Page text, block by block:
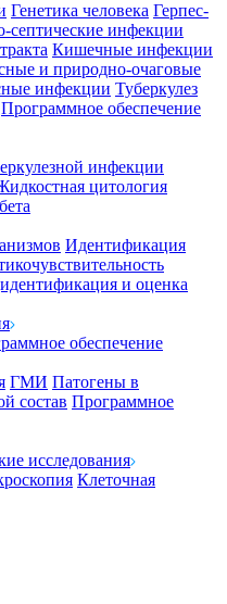
Генетика человека Герпес-
септические инфекции
Кишечные инфекции
и природно-очаговые
инфекции Туберкулез
Программное обеспечение
инфекции
цитология
Идентификация
и оценка
обеспечение
ГМИ Патогены в
состав Программное
исследования
Клеточная